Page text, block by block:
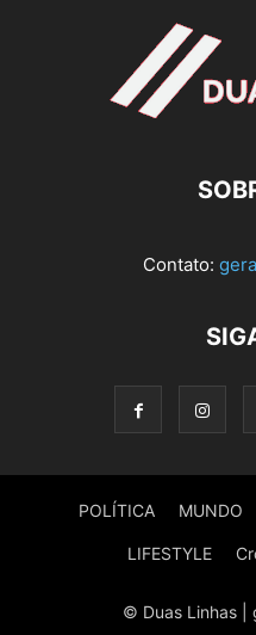
Contato:
POLÍTICA MUNDO
LIFESTYLE
© Duas Linhas |